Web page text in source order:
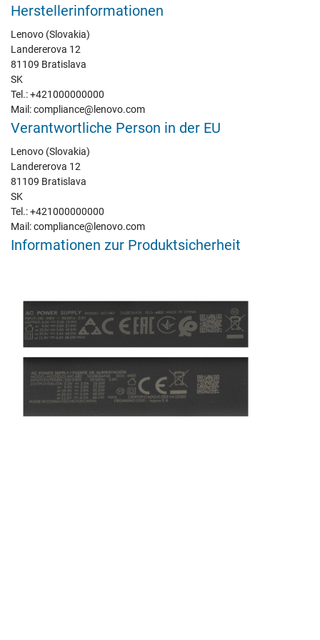
Herstellerinformationen
Lenovo (Slovakia)
Landererova 12
81109 Bratislava
SK
Tel.: +421000000000
Mail: compliance@lenovo.com
Verantwortliche Person in der EU
Lenovo (Slovakia)
Landererova 12
81109 Bratislava
SK
Tel.: +421000000000
Mail: compliance@lenovo.com
Informationen zur Produktsicherheit